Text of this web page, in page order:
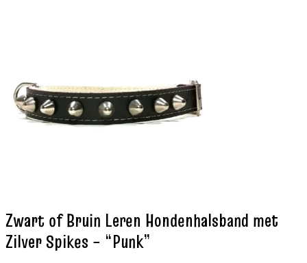
Zwart of Bruin Leren Hondenhalsband met
Zilver Spikes – “Punk”